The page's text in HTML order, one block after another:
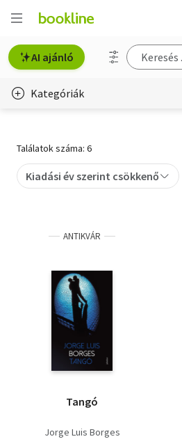
AI ajánló
Kategóriák
Gyermek- és ifjúsági
Művészet
Szakkönyv
Szótár, nyelvkönyv
Tankönyv, segédkönyv
Társadalomtudomány
Természettudomány
Találatok száma: 6
Kiadási év szerint csökkenő
ANTIKVÁR
Tangó
Jorge Luis Borges